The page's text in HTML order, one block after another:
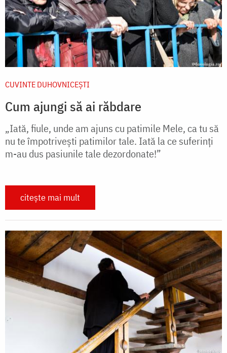
CUVINTE DUHOVNICEȘTI
Cum ajungi să ai răbdare
„Iată, fiule, unde am ajuns cu patimile Mele, ca tu să
nu te împotrivești patimilor tale. Iată la ce suferinți
m-au dus pasiunile tale dezordonate!”
citește mai mult